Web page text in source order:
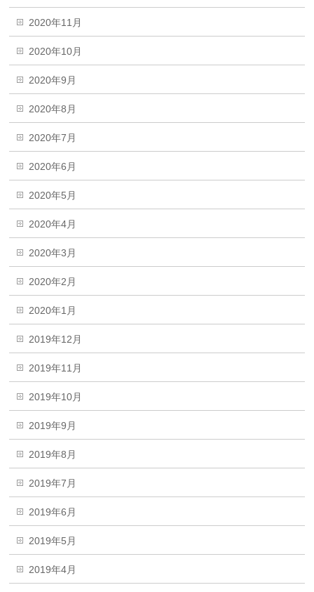
2020年11月
2020年10月
2020年9月
2020年8月
2020年7月
2020年6月
2020年5月
2020年4月
2020年3月
2020年2月
2020年1月
2019年12月
2019年11月
2019年10月
2019年9月
2019年8月
2019年7月
2019年6月
2019年5月
2019年4月